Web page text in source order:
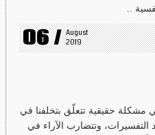
..
06 / August
2019
مشكلة حقيقية تتعلّق بتخلفنا في
وتتضارب الآراء في